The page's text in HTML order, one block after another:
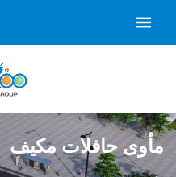
مأوى حافلات مكيف